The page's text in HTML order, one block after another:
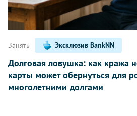
Занять Эксклюзив BankNN
Долговая ловушка: как кража
карты может обернуться для
многолетними долгами